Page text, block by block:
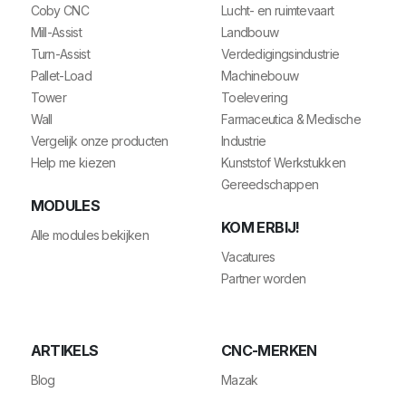
Coby CNC
Mill-Assist
Turn-Assist
Pallet-Load
Tower
Wall
Vergelijk onze producten
Help me kiezen
MODULES
Alle modules bekijken
Lucht- en ruimtevaart
Landbouw
Verdedigingsindustrie
Machinebouw
Toelevering
Farmaceutica & Medische
Industrie
Kunststof Werkstukken
Gereedschappen
KOM ERBIJ!
Vacatures
Partner worden
ARTIKELS
Blog
CNC-MERKEN
Mazak